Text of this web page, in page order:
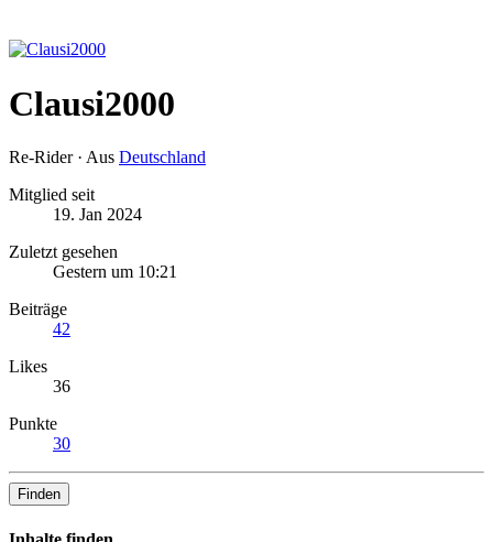
Clausi2000
Re-Rider · Aus Deutschland
Mitglied seit
19. Jan 2024
Zuletzt gesehen
Gestern um 10:21
Beiträge
42
Likes
36
Punkte
30
Finden